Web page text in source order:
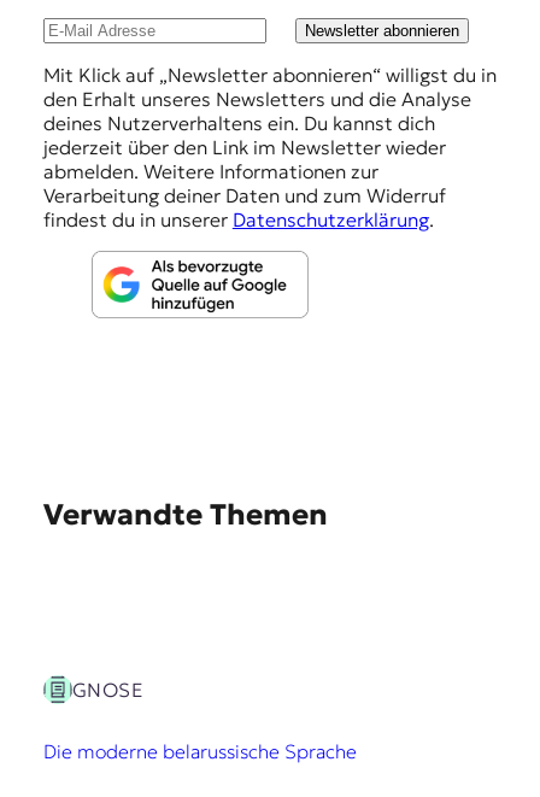
Newsletter abonnieren
Mit Klick auf „Newsletter abonnieren“ willigst du in
den Erhalt unseres Newsletters und die Analyse
deines Nutzerverhaltens ein. Du kannst dich
jederzeit über den Link im Newsletter wieder
abmelden. Weitere Informationen zur
Verarbeitung deiner Daten und zum Widerruf
findest du in unserer Datenschutzerklärung.
Verwandte Themen
GNOSE
Die moderne belarussische Sprache